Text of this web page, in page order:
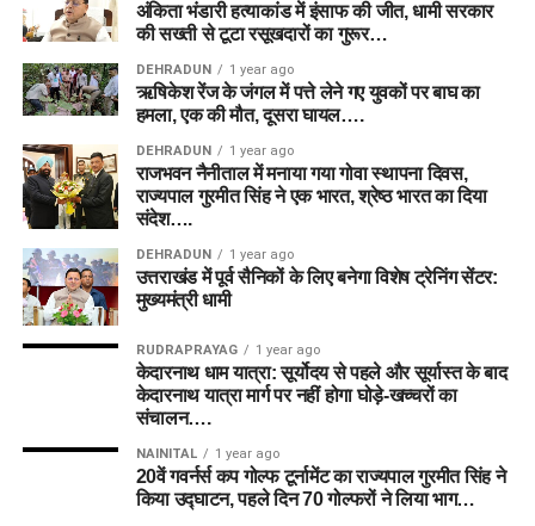
अंकिता भंडारी हत्याकांड में इंसाफ की जीत, धामी सरकार
की सख्ती से टूटा रसूखदारों का गुरूर…
DEHRADUN 1 year ago
ऋषिकेश रेंज के जंगल में पत्ते लेने गए युवकों पर बाघ का
हमला, एक की मौत, दूसरा घायल….
DEHRADUN 1 year ago
राजभवन नैनीताल में मनाया गया गोवा स्थापना दिवस,
राज्यपाल गुरमीत सिंह ने एक भारत, श्रेष्ठ भारत का दिया
संदेश….
DEHRADUN 1 year ago
उत्तराखंड में पूर्व सैनिकों के लिए बनेगा विशेष ट्रेनिंग सेंटर:
मुख्यमंत्री धामी
RUDRAPRAYAG 1 year ago
केदारनाथ धाम यात्रा: सूर्योदय से पहले और सूर्यास्त के बाद
केदारनाथ यात्रा मार्ग पर नहीं होगा घोड़े-खच्चरों का
संचालन….
NAINITAL 1 year ago
20वें गवर्नर्स कप गोल्फ टूर्नामेंट का राज्यपाल गुरमीत सिंह ने
किया उद्घाटन, पहले दिन 70 गोल्फरों ने लिया भाग…